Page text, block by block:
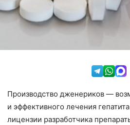
Производство дженериков —
и эффективного лечения
лицензии разработчика